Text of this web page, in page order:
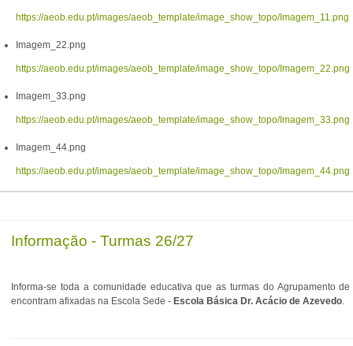
https://aeob.edu.pt/images/aeob_template/image_show_topo/Imagem_11.png
Imagem_22.png
https://aeob.edu.pt/images/aeob_template/image_show_topo/Imagem_22.png
Imagem_33.png
https://aeob.edu.pt/images/aeob_template/image_show_topo/Imagem_33.png
Imagem_44.png
https://aeob.edu.pt/images/aeob_template/image_show_topo/Imagem_44.png
Informação - Turmas 26/27
Informa-se toda a comunidade educativa que as turmas do Agrupamento
encontram afixadas na Escola Sede - Escola Básica Dr. Acácio de Azevedo.